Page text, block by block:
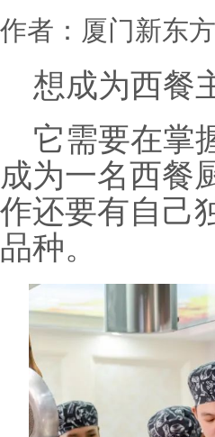
作者：厦门新东
想成为西餐
它需要在掌
成为一名西餐
作还要有自己
品种。